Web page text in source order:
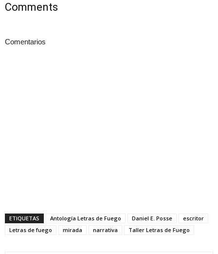
Comments
Comentarios
ETIQUETAS Antología Letras de Fuego Daniel E. Posse
escritor
Letras de fuego
mirada narrativa Taller Letras de Fuego